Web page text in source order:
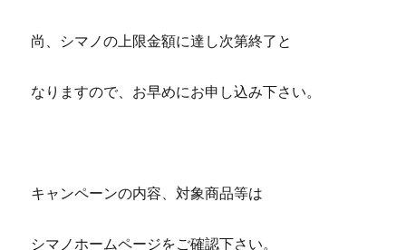
尚、シマノの上限金額に達し次第終了と
なりますので、お早めにお申し込み下さい。
キャンペーンの内容、対象商品等は
シマノホームページをご確認下さい。